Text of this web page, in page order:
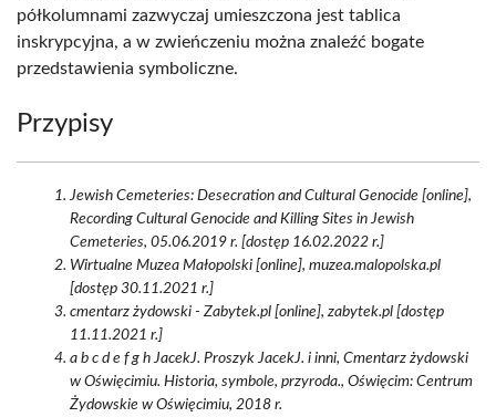
półkolumnami zazwyczaj umieszczona jest tablica
inskrypcyjna, a w zwieńczeniu można znaleźć bogate
przedstawienia symboliczne.
Przypisy
Jewish Cemeteries: Desecration and Cultural Genocide [online],
Recording Cultural Genocide and Killing Sites in Jewish
Cemeteries, 05.06.2019 r. [dostęp 16.02.2022 r.]
Wirtualne Muzea Małopolski [online], muzea.malopolska.pl
[dostęp 30.11.2021 r.]
cmentarz żydowski - Zabytek.pl [online], zabytek.pl [dostęp
11.11.2021 r.]
a b c d e f g h JacekJ. Proszyk JacekJ. i inni, Cmentarz żydowski
w Oświęcimiu. Historia, symbole, przyroda., Oświęcim: Centrum
Żydowskie w Oświęcimiu, 2018 r.